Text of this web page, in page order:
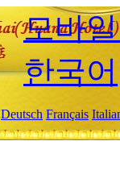
모바
한국어
Deutsch Français